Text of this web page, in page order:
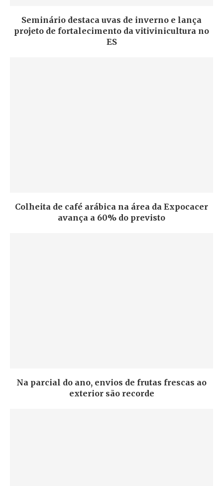
Seminário destaca uvas de inverno e lança
projeto de fortalecimento da vitivinicultura no
ES
Colheita de café arábica na área da Expocacer
avança a 60% do previsto
Na parcial do ano, envios de frutas frescas ao
exterior são recorde